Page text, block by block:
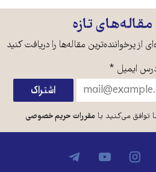
تازه
مقاله‌ها را دریافت کنید
ایمیل*
می‌کنید بامقررات حریم خصوصی